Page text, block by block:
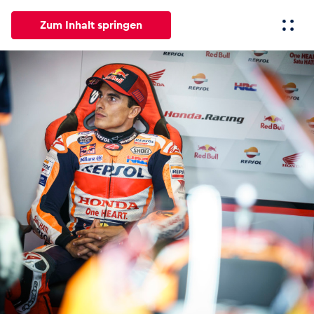
Zum Inhalt springen
News Events Erlebnisse Seiten
News
Alle anzeigen
Events
Alle anzeigen